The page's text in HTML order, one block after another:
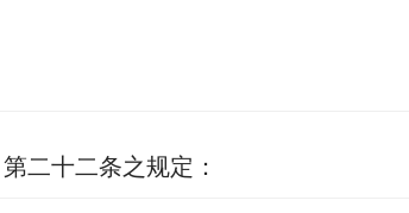
二十二条之规定：